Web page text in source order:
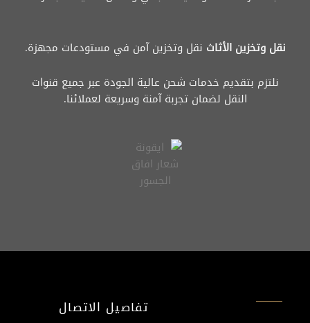
نقل وتخزين الأثاث نقل وتخزين آمن في مستودعات مجهزة.
نلتزم بتقديم خدمات شحن عالية الجودة عبر جميع قنوات
النقل لضمان تجربة آمنة وسريعة لعملائنا.
تفاصيل الاتصال